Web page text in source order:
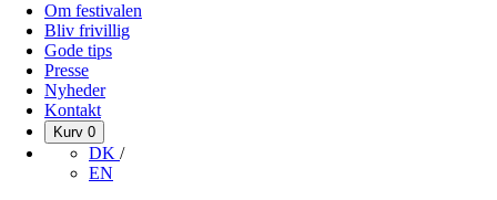
Om festivalen
Bliv frivillig
Gode tips
Presse
Nyheder
Kontakt
Kurv 0
DK /
EN